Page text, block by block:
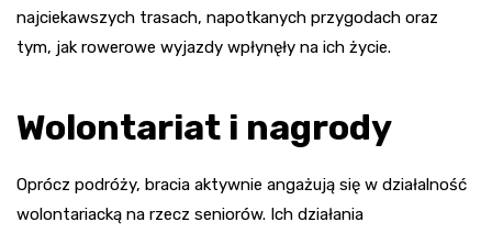
najciekawszych trasach, napotkanych przygodach oraz
tym, jak rowerowe wyjazdy wpłynęły na ich życie.
Wolontariat i nagrody
Oprócz podróży, bracia aktywnie angażują się w działalność
wolontariacką na rzecz seniorów. Ich działania